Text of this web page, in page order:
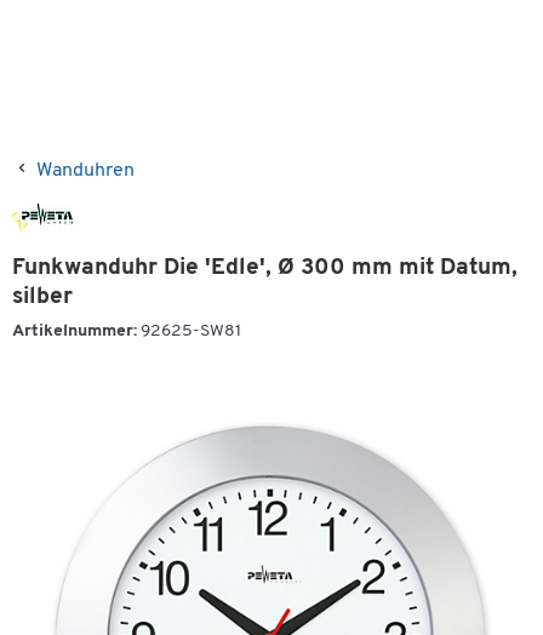
Wanduhren
Funkwanduhr Die 'Edle', Ø 300 mm mit Datum,
silber
Artikelnummer: 92625-SW81